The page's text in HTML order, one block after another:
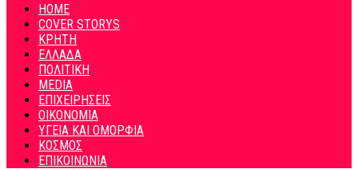
HOME
COVER STORYS
ΚΡΗΤΗ
ΕΛΛΑΔΑ
ΠΟΛΙΤΙΚΗ
MEDIA
ΕΠΙΧΕΙΡΗΣΕΙΣ
ΟΙΚΟΝΟΜΙΑ
ΥΓΕΙΑ ΚΑΙ ΟΜΟΡΦΙΑ
ΚΟΣΜΟΣ
ΕΠΙΚΟΙΝΩΝΙΑ